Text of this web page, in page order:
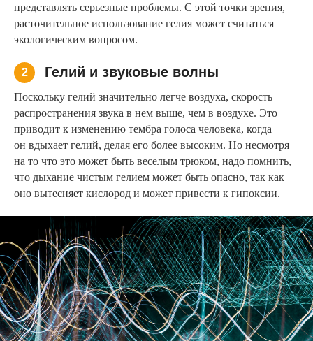
представлять серьезные проблемы. С этой точки зрения,
расточительное использование гелия может считаться
экологическим вопросом.
2 Гелий и звуковые волны
Поскольку гелий значительно легче воздуха, скорость
распространения звука в нем выше, чем в воздухе. Это
приводит к изменению тембра голоса человека, когда
он вдыхает гелий, делая его более высоким. Но несмотря
на то что это может быть веселым трюком, надо помнить,
что дыхание чистым гелием может быть опасно, так как
оно вытесняет кислород и может привести к гипоксии.